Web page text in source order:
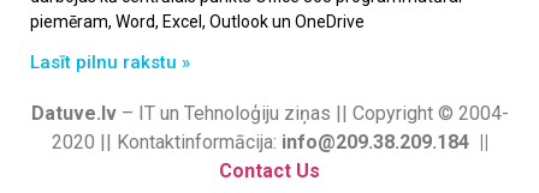
piemēram, Word, Excel, Outlook un OneDrive
Lasīt pilnu rakstu »
Datuve.lv– IT un Tehnoloģiju ziņas || Copyright © 2004-
2020 || Kontaktinformācija: info@209.38.209.184 ||
Contact Us